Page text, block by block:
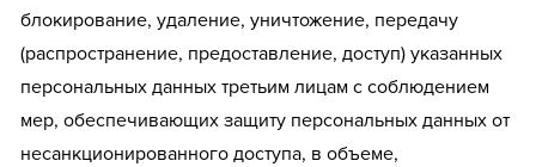
блокирование, удаление, уничтожение, передачу
(распространение, предоставление, доступ) указанных
персональных данных третьим лицам с соблюдением
мер, обеспечивающих защиту персональных данных от
несанкционированного доступа, в объеме,